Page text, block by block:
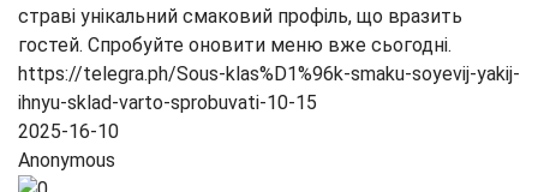
страві унікальний смаковий профіль, що вразить
гостей. Спробуйте оновити меню вже сьогодні.
https://telegra.ph/Sous-klas%D1%96k-smaku-soyevij-yakij-
ihnyu-sklad-varto-sprobuvati-10-15
2025-16-10
Anonymous